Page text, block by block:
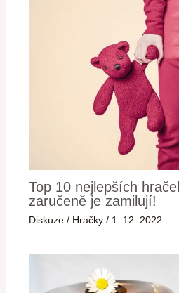
Top 10 nejlepších
zaručeně je zamilují!
Diskuze / Hračky / 1. 12. 2022